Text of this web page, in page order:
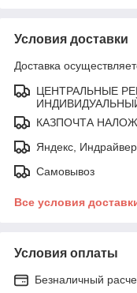
Условия доставки
Доставка
ЦЕНТРАЛЬНЫЕ
КАЗПОЧТА
Яндекс,
Самовывоз
Все условия
Условия оплаты
Безналичный